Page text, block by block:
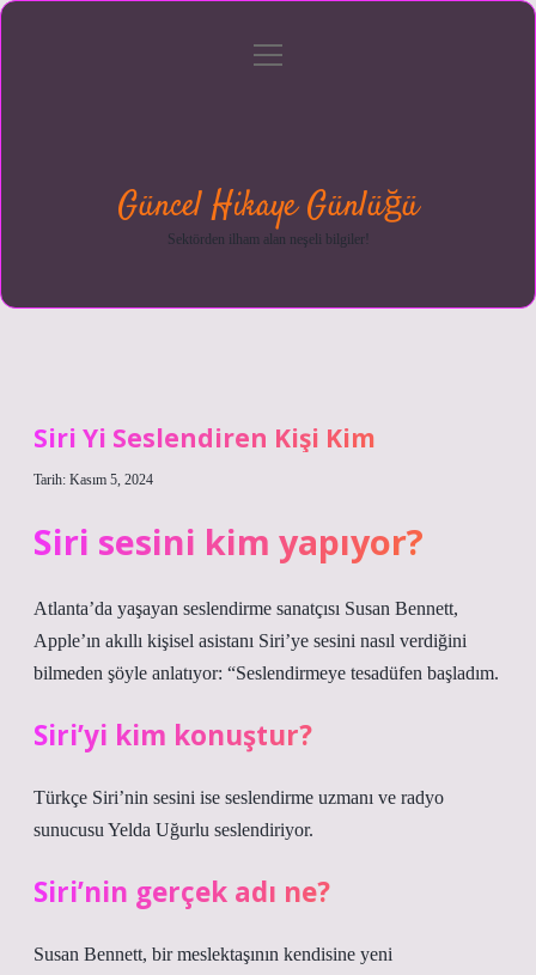
menüyü
Güncel Hikaye Günlüğü
Sektörden ilham alan neşeli bilgiler!
Siri Yi Seslendiren Kişi Kim
Tarih: Kasım 5, 2024
Siri sesini kim yapıyor?
Atlanta’da yaşayan seslendirme sanatçısı Susan Bennett,
Apple’ın akıllı kişisel asistanı Siri’ye sesini nasıl verdiğini
bilmeden şöyle anlatıyor: “Seslendirmeye tesadüfen başladım.
Siri’yi kim konuştur?
Türkçe Siri’nin sesini ise seslendirme uzmanı ve radyo
sunucusu Yelda Uğurlu seslendiriyor.
Siri’nin gerçek adı ne?
Susan Bennett, bir meslektaşının kendisine yeni